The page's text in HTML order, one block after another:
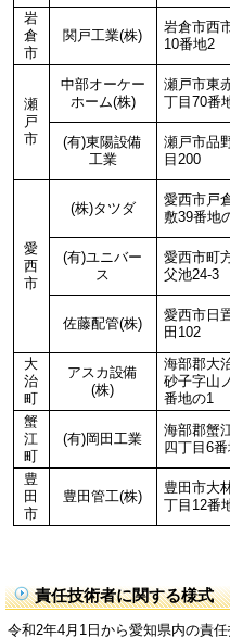
岩
倉
市
関戸工業(株)
岩倉市西
10番地2
瀬
戸
市
中部オーケー
ホーム(株)
瀬戸市東
丁目70番
(有)東陽設備
工業
瀬戸市品
目200
愛
西
市
(株)タツダ
愛西市戸
敷39番地
(有)ユニバー
ス
愛西市町
父池24-3
佐藤配管(株)
愛西市日
田102
大
治
町
アスカ設備
(株)
海部郡大
砂子字山
番地の1
蟹
江
町
(有)岡田工業
海部郡蟹
四丁目6
豊
田
市
豊田管工(株)
豊田市大
丁目12番
責任技術者に関する様式
令和2年4月1日から愛知県内の責